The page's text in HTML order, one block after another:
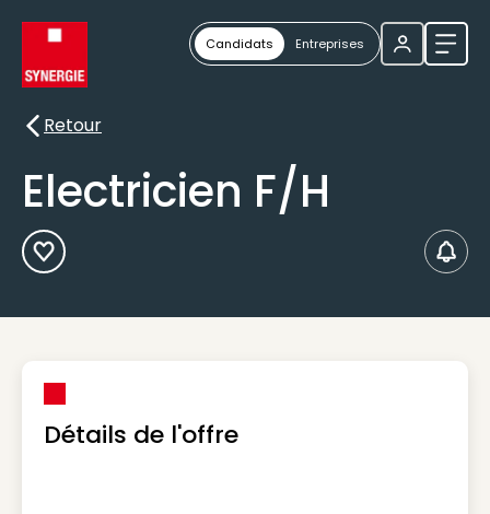
Candidats Entreprises
Retour
Retour
Electricien F/H
Ajouter aux Favoris
Détails de l'offre